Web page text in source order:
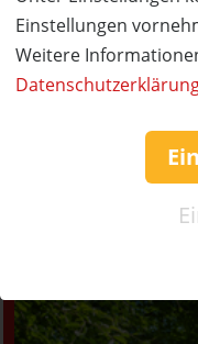
Einstellungen
Weitere
Urlaub im